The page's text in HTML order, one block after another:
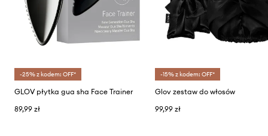
-25% z kodem: OFF*
GLOV płytka gua sha Face Trainer
89,99 zł
-15% z kodem: OFF*
Glov zestaw do włosów
99,99 zł